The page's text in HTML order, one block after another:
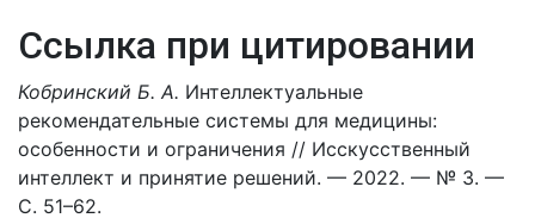
Ссылка при цитировании
Кобринский Б. А. Интеллектуальные
рекомендательные системы для медицины:
особенности и ограничения // Исскусственный
интеллект и принятие решений. — 2022. — № 3. —
С. 51–62.